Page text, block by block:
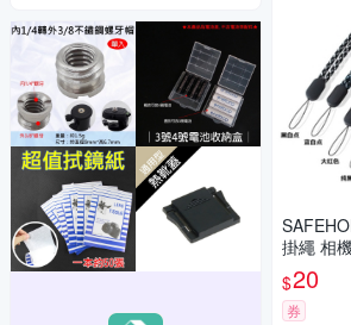
掛繩 相
移動電
(恕不接
26
$20
券